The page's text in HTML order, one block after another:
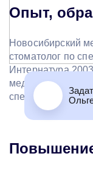
Опыт,
Новосибирский
стоматолог по
Интернатура
медико-
специальности